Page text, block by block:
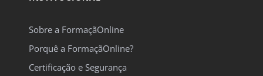
Sobre a FormaçãOnline
Porquê a FormaçãOnline?
Certificação e Segurança